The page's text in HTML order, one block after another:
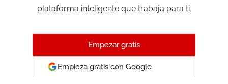
plataforma inteligente que trabaja para ti.
Empezar gratis
Empieza gratis con Google